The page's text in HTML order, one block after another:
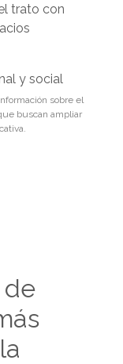
trato con
sobre el
buscan ampliar
de